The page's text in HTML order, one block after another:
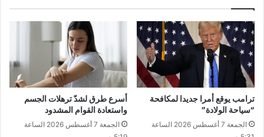
ترامب يوقع أمرا جديدا لمكافحة
“سياحة الولادة”
الجمعة 7 أغسطس 2026 الساعة
أسرع طرق لشدّ ترهلات الجسم
واستعادة القوام المشدود
الجمعة 7 أغسطس 2026 الساعة